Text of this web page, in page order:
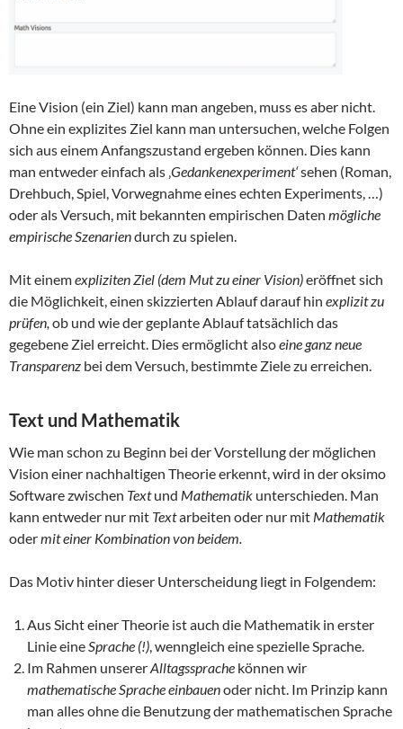
Eine Vision (ein Ziel) kann man angeben, muss es aber nicht.
Ohne ein explizites Ziel kann man untersuchen, welche Folgen
sich aus einem Anfangszustand ergeben können. Dies kann
man entweder einfach als ‚ Gedankenexperiment‘sehen (Roman,
Drehbuch, Spiel, Vorwegnahme eines echten Experiments, …)
oder als Versuch, mit bekannten empirischen Daten mögliche
empirische Szenariendurch zu spielen.
Mit einemexpliziten Ziel (dem Mut zu einer Vision)eröffnet sich
die Möglichkeit, einen skizzierten Ablauf darauf hin explizit zu
prüfen, ob und wie der geplante Ablauf tatsächlich das
gegebene Ziel erreicht. Dies ermöglicht alsoeine ganz neue
Transparenz bei dem Versuch, bestimmte Ziele zu erreichen.
Text und Mathematik
Wie man schon zu Beginn bei der Vorstellung der möglichen
Vision einer nachhaltigen Theorie erkennt, wird in der oksimo
Software zwischen Textund Mathematik unterschieden. Man
kann entweder nur mit Textarbeiten oder nur mit Mathematik
odermit einer Kombination von beidem.
Das Motiv hinter dieser Unterscheidung liegt in Folgendem:
Aus Sicht einer Theorie ist auch die Mathematik in erster
Linie eine Sprache (!) , wenngleich eine spezielle Sprache.
Im Rahmen unsererAlltagssprache können wir
mathematische Sprache einbauenoder nicht. Im Prinzip kann
man alles ohne die Benutzung der mathematischen Sprache